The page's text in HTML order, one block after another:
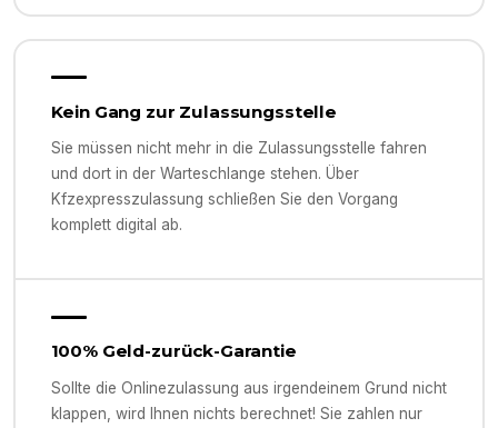
Kein Gang zur Zulassungsstelle
Sie müssen nicht mehr in die Zulassungsstelle fahren
und dort in der Warteschlange stehen. Über
Kfzexpresszulassung schließen Sie den Vorgang
komplett digital ab.
100% Geld-zurück-Garantie
Sollte die Onlinezulassung aus irgendeinem Grund nicht
klappen, wird Ihnen nichts berechnet! Sie zahlen nur